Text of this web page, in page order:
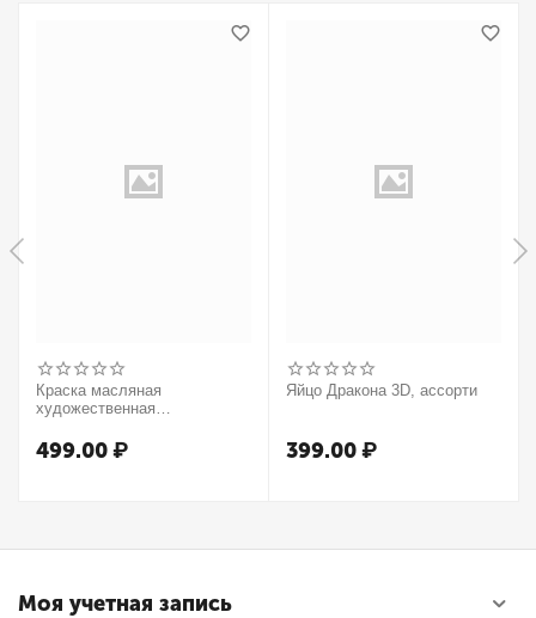
Краска масляная
художественная
37мл, туба, оранжевый
499.00₽
Яйцо Дракона 3D, ассорти
399.00₽
Моя учетная запись